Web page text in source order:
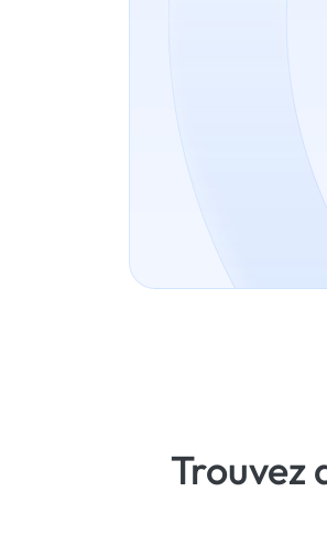
Trouvez